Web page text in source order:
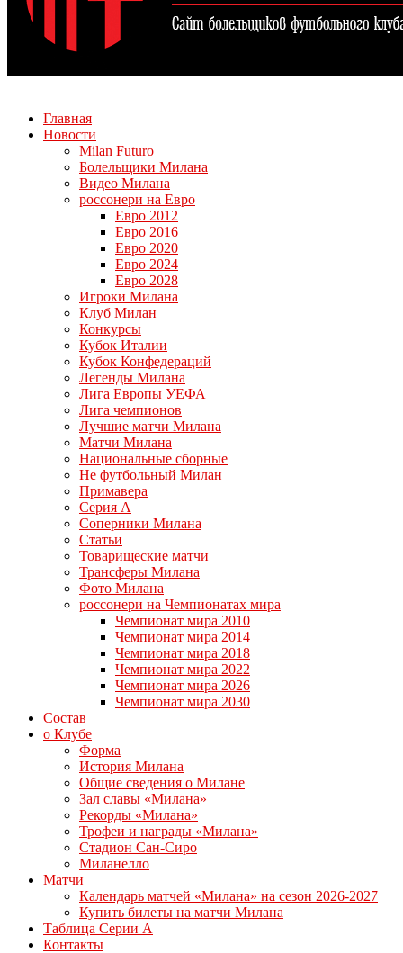
Главная
Новости
Milan Futuro
Болельщики Милана
Видео Милана
россонери на Евро
Евро 2012
Евро 2016
Евро 2020
Евро 2024
Евро 2028
Игроки Милана
Клуб Милан
Конкурсы
Кубок Италии
Кубок Конфедераций
Легенды Милана
Лига Европы УЕФА
Лига чемпионов
Лучшие матчи Милана
Матчи Милана
Национальные сборные
Не футбольный Милан
Примавера
Серия А
Соперники Милана
Статьи
Товарищеские матчи
Трансферы Милана
Фото Милана
россонери на Чемпионатах мира
Чемпионат мира 2010
Чемпионат мира 2014
Чемпионат мира 2018
Чемпионат мира 2022
Чемпионат мира 2026
Чемпионат мира 2030
Состав
о Клубе
Форма
История Милана
Общие сведения о Милане
Зал славы «Милана»
Рекорды «Милана»
Трофеи и награды «Милана»
Стадион Сан-Сиро
Миланелло
Матчи
Календарь матчей «Милана» на сезон 2026-2027
Купить билеты на матчи Милана
Таблица Серии А
Контакты